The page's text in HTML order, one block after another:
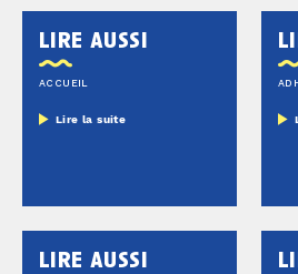
lire aussi
ACCUEIL
Lire la suite
lire aussi